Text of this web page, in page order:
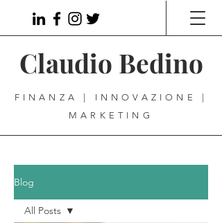
Claudio Bedino
FINANZA | INNOVAZIONE |
MARKETING
Blog
All Posts